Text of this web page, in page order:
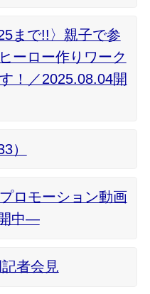
まで!!〉親子で参
ーロー作りワーク
！／2025.08.04開
）
ロモーション動画
中―
者会見